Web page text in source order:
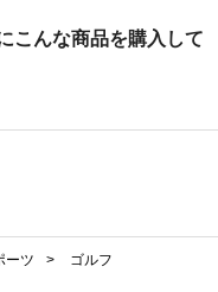
こんな商品を購入して
ーツ >
ゴルフ